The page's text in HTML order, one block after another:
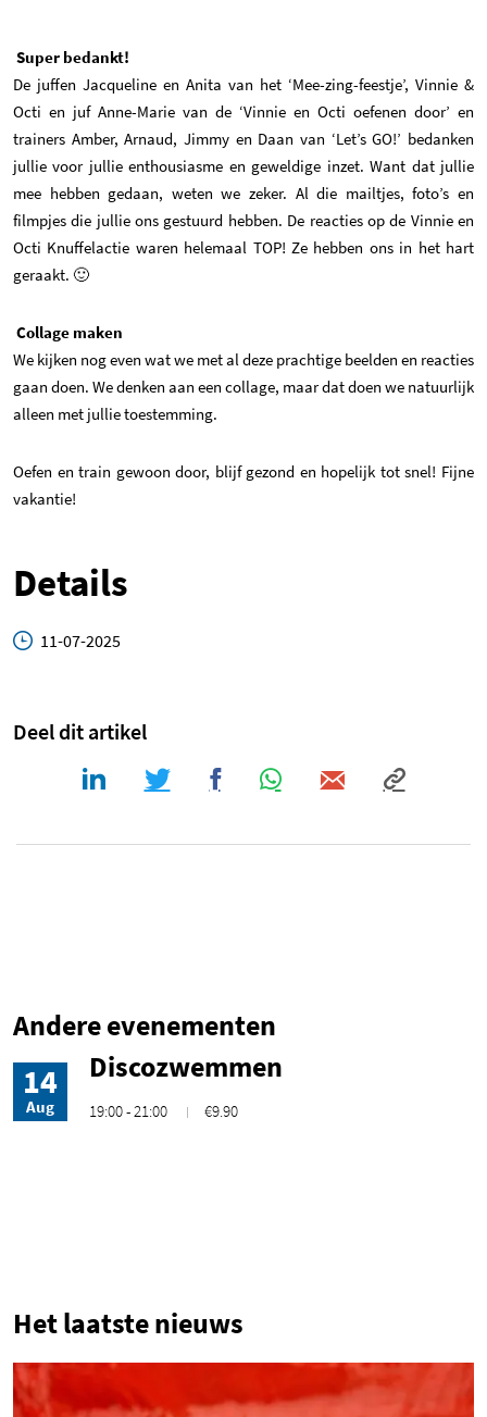
Super bedankt!
De juffen Jacqueline en Anita van het ‘Mee-zing-feestje’, Vinnie &
Octi en juf Anne-Marie van de ‘Vinnie en Octi oefenen door’ en
trainers Amber, Arnaud, Jimmy en Daan van ‘Let’s GO!’ bedanken
jullie voor jullie enthousiasme en geweldige inzet. Want dat jullie
mee hebben gedaan, weten we zeker. Al die mailtjes, foto’s en
filmpjes die jullie ons gestuurd hebben. De reacties op de Vinnie en
Octi Knuffelactie waren helemaal TOP! Ze hebben ons in het hart
geraakt. 🙂
Collage maken
We kijken nog even wat we met al deze prachtige beelden en reacties
gaan doen. We denken aan een collage, maar dat doen we natuurlijk
alleen met jullie toestemming.
Oefen en train gewoon door, blijf gezond en hopelijk tot snel! Fijne
vakantie!
Details
11-07-2025
Deel dit artikel
Andere evenementen
14
Aug
Discozwemmen
19:00 - 21:00 €9.90
Het laatste nieuws